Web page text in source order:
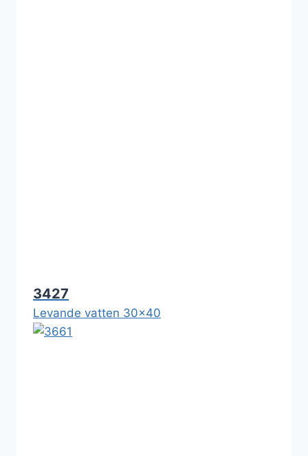
3427
Levande vatten 30x40